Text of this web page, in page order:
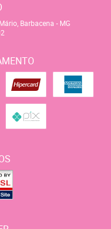
Barbacena - MG